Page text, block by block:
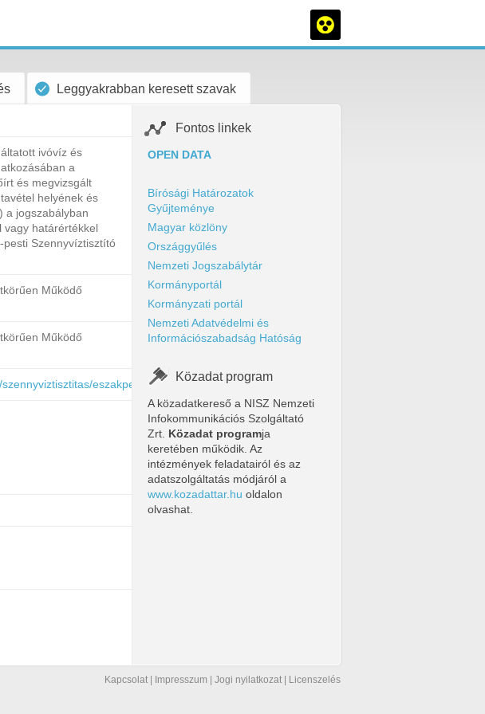
Leggyakrabban keresett szavak
ivóvíz és
a
és megvizsgált
helyének és
a jogszabályban
vagy határértékkel
Szennyvíztisztító
Működő
Működő
eszakpesti_szennyviztiszto_telep/
Fontos linkek
OPEN DATA
Bírósági Határozatok
Gyűjteménye
Magyar közlöny
Országgyűlés
Nemzeti Jogszabálytár
Kormányportál
Kormányzati portál
Nemzeti Adatvédelmi és
Információszabadság Hatóság
Közadat program
A közadatkereső a NISZ Nemzeti
Infokommunikációs Szolgáltató
Zrt. Közadat programja
keretében működik. Az
intézmények feladatairól és az
adatszolgáltatás módjáról a
www.kozadattar.hu oldalon
olvashat.
Kapcsolat Impresszum Jogi nyilatkozat Licenszelés